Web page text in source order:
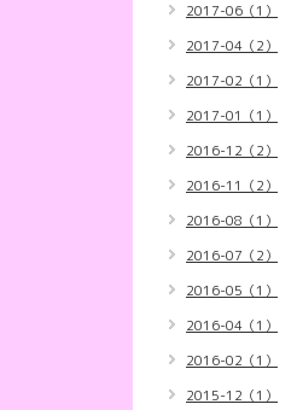
2017-06（1）
2017-04（2）
2017-02（1）
2017-01（1）
2016-12（2）
2016-11（2）
2016-08（1）
2016-07（2）
2016-05（1）
2016-04（1）
2016-02（1）
2015-12（1）